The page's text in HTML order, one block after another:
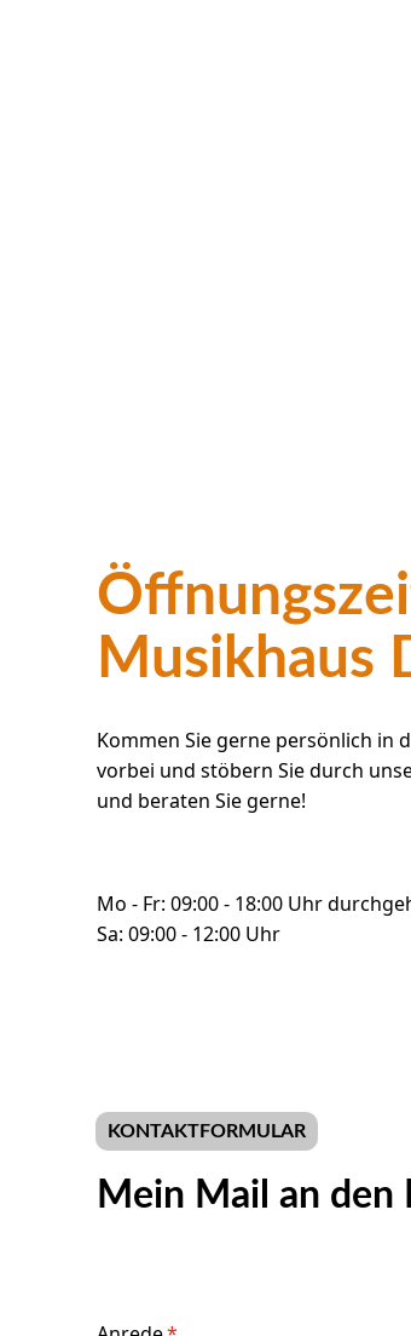
Musikhaus
Kommen Sie gerne persönlich in
vorbei und stöbern Sie durch
und beraten Sie gerne!
Mo - Fr: 09:00 - 18:00 Uhr
Sa: 09:00 - 12:00 Uhr
KONTAKTFORMULAR
Mein Mail an den